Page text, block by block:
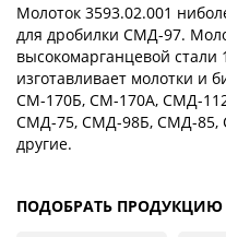
Молоток 3593.02.001
для дробилки СМД-97.
высокомарганцевой
изготавливает молотки и
СМ-170Б, СМ-170А, СМД-
СМД-75, СМД-98Б, СМД-85,
другие.
ПОДОБРАТЬ ПРОДУКЦИЮ